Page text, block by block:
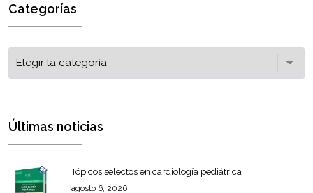
Categorías
Últimas noticias
Tópicos selectos en cardiología pediátrica
agosto 6, 2026